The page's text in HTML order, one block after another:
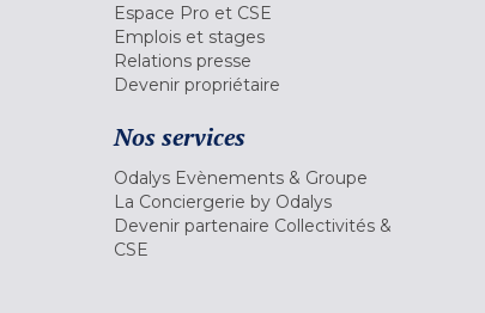
Espace Pro et CSE
Emplois et stages
Relations presse
Devenir propriétaire
Nos services
Odalys Evènements & Groupe
La Conciergerie by Odalys
Devenir partenaire Collectivités &
CSE